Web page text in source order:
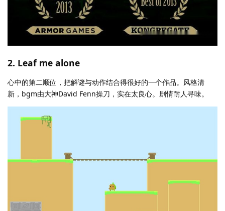
2. Leaf me alone
心中的第二顺位，把解谜与动作结合得很好的一个作品。风格清
新，bgm由大神David Fenn操刀，实在太良心。剧情耐人寻味。